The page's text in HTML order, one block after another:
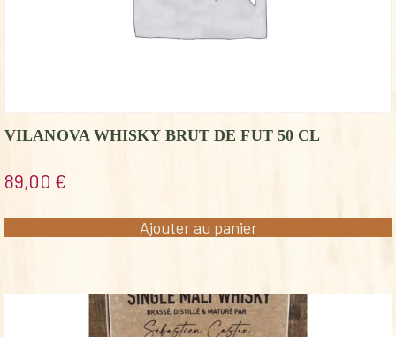
VILANOVA WHISKY BRUT DE FUT 50 CL
89,00 €
Ajouter au panier